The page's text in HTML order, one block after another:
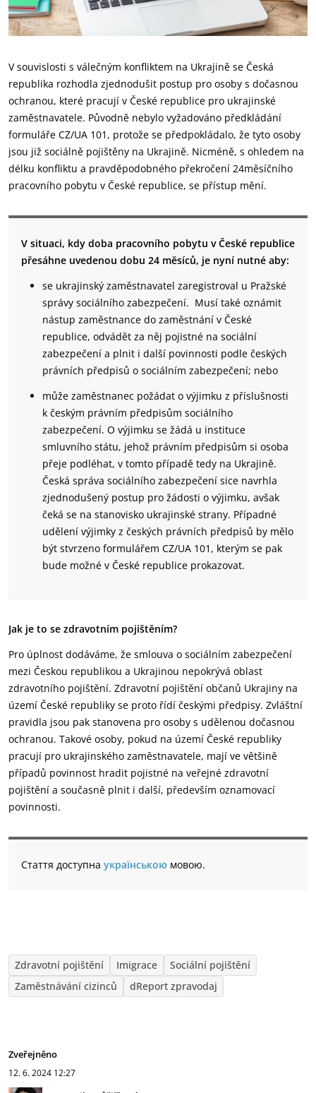
V souvislosti s válečným konfliktem na Ukrajině se Česká
republika rozhodla zjednodušit postup pro osoby s dočasnou
ochranou, které pracují v České republice pro ukrajinské
zaměstnavatele. Původně nebylo vyžadováno předkládání
formuláře CZ/UA 101, protože se předpokládalo, že tyto osoby
jsou již sociálně pojištěny na Ukrajině. Nicméně, s ohledem na
délku konfliktu a pravděpodobného překročení 24měsíčního
pracovního pobytu v České republice, se přístup mění.
V situaci, kdy doba pracovního pobytu v České republice
přesáhne uvedenou dobu 24 měsíců, je nyní nutné aby:
se ukrajinský zaměstnavatel zaregistroval u Pražské
správy sociálního zabezpečení. Musí také oznámit
nástup zaměstnance do zaměstnání v České
republice, odvádět za něj pojistné na sociální
zabezpečení a plnit i další povinnosti podle českých
právních předpisů o sociálním zabezpečení; nebo
může zaměstnanec požádat o výjimku z příslušnosti
k českým právním předpisům sociálního
zabezpečení. O výjimku se žádá u instituce
smluvního státu, jehož právním předpisům si osoba
přeje podléhat, v tomto případě tedy na Ukrajině.
Česká správa sociálního zabezpečení sice navrhla
zjednodušený postup pro žádosti o výjimku, avšak
čeká se na stanovisko ukrajinské strany. Případné
udělení výjimky z českých právních předpisů by mělo
být stvrzeno formulářem CZ/UA 101, kterým se pak
bude možné v České republice prokazovat.
Jak je to se zdravotním pojištěním?
Pro úplnost dodáváme, že smlouva o sociálním zabezpečení
mezi Českou republikou a Ukrajinou nepokrývá oblast
zdravotního pojištění. Zdravotní pojištění občanů Ukrajiny na
území České republiky se proto řídí českými předpisy. Zvláštní
pravidla jsou pak stanovena pro osoby s udělenou dočasnou
ochranou. Takové osoby, pokud na území České republiky
pracují pro ukrajinského zaměstnavatele, mají ve většině
případů povinnost hradit pojistné na veřejné zdravotní
pojištění a současně plnit i další, především oznamovací
povinnosti.
Стаття доступна українською мовою.
Zdravotní pojištění Imigrace
Sociální pojištění
Zaměstnávání cizinců
dReport zpravodaj
Zveřejněno
12. 6. 2024 12:27